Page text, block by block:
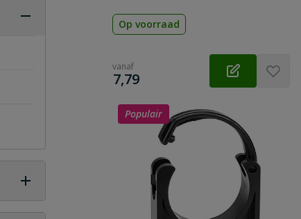
Op voorraad
vanaf
€
7,79
Populair